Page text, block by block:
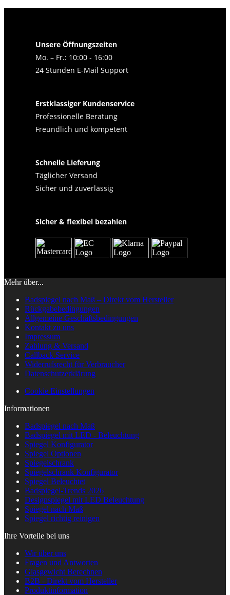
Unsere Öffnungszeiten
Mo. – Fr.: 10:00 - 16:00
24 Stunden E-Mail Support
Erstklassiger Kundenservice
Professionelle Beratung
Freundlich und kompetent
Schnelle Lieferung
Täglicher Versand
Sicher und zuverlässig
Sicher & flexibel bezahlen
Mehr über...
Badspiegel nach Maß – Direkt vom Hersteller
Rückgabebedingungen
Allgemeine Geschäftsbedingungen
Kontakt zu uns
Impressum
Zahlung & Versand
Callback Service
Widerrufsrecht für Verbraucher
Datenschutzerklärung
Cookie Einstellungen
Informationen
Badspiegel nach Maß
Badspiegel mit LED - Beleuchtung
Spiegel Konfigurator
Spiegel Optionen
Spiegelschrank
Spiegelschrank Konfigurator
Spiegel Beleuchtet
Badspiegel-Trends 2026
Designspiegel mit LED Beleuchtung
Spiegel nach Maß
Spiegel richtig reinigen
Ihre Vorteile bei uns
Wir über uns
Fragen und Antworten
Glasgewicht Berechnen
B2B - Direkt vom Hersteller
Produktinformation